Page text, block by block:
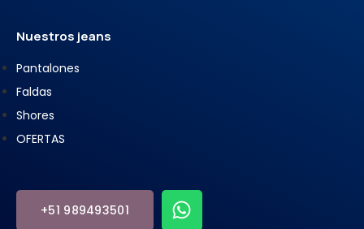
Nuestros jeans
Pantalones
Faldas
Shores
OFERTAS
+51 989493501